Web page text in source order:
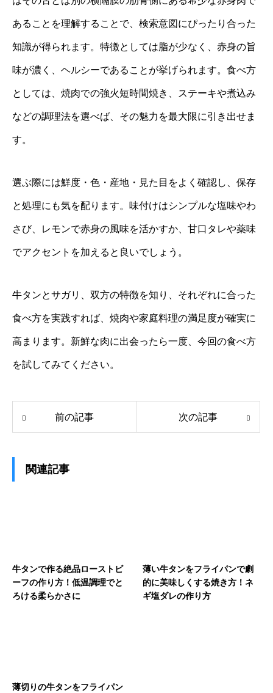
あることを理解することで、検索意図にぴったり合った
知識が得られます。特徴としては脂が少なく、赤身の旨
味が濃く、ヘルシーであることが挙げられます。食べ方
としては、焼肉での強火短時間焼き、ステーキや煮込み
などの調理法を選べば、その魅力を最大限に引き出せま
す。
選ぶ際には鮮度・色・産地・見た目をよく確認し、保存
と処理にも気を配ります。味付けはシンプルな塩味やわ
さび、レモンで赤身の風味を活かすか、甘口タレや薬味
でアクセントを加えると良いでしょう。
牛タンとサガリ、双方の特徴を知り、それぞれに合った
食べ方を実践すれば、焼肉や家庭料理の満足度が確実に
高まります。新鮮な肉に出会ったら一度、今回の食べ方
を試してみてください。
前の記事 次の記事
関連記事
牛タンで作る絶品ローストビ
ーフの作り方！低温調理でと
ろける柔らかさに
薄い牛タンをフライパンで劇
的に美味しくする焼き方！ネ
ギ塩ダレの作り方
薄切りの牛タンをフライパン